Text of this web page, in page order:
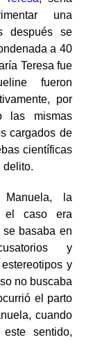
, sería
una
después se
a 40
Teresa fue
fueron
por
mismas
cargados de
científicas
delito.
la
el caso era
basaba en
y
y
no buscaba
el parto
cuando